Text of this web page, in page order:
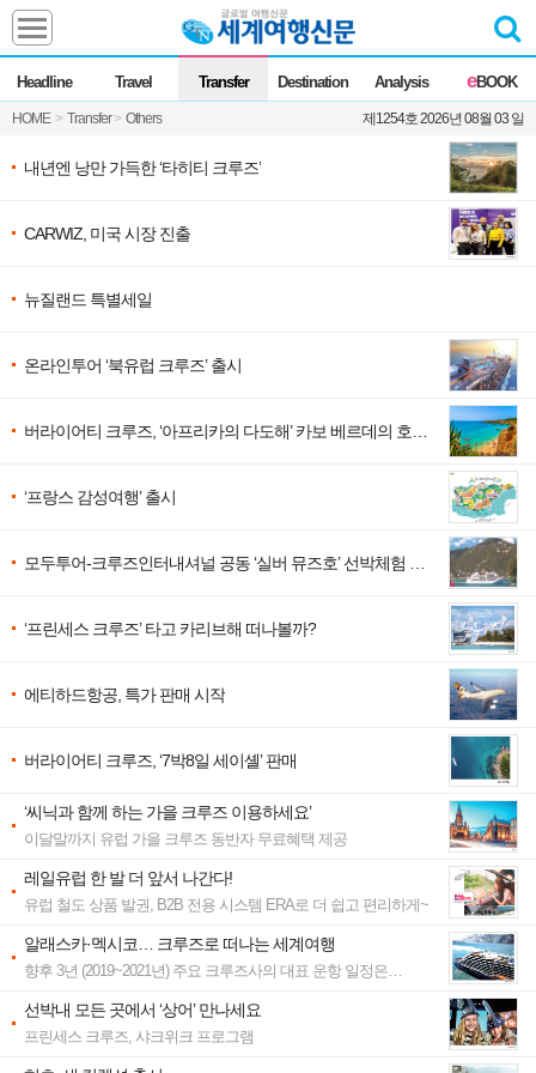
Headline Travel Transfer Destination Analysis eBOOK
HOME > Transfer > Others 제1254호 2026년 08월 03 일
Headline
전체 News
Commentary Opinion
Focus Marketing
Travel
Transfer
내년엔 낭만 가득한 ‘타히티 크루즈’
CARWIZ, 미국 시장 진출
뉴질랜드 특별세일
온라인투어 ‘북유럽 크루즈’ 출시
버라이어티 크루즈, ‘아프리카의 다도해’ 카보 베르데의 호핑
‘프랑스 감성여행’ 출시
모두투어-크루즈인터내셔널 공동 ‘실버 뮤즈호’ 선박체험 행
‘프린세스 크루즈’ 타고 카리브해 떠나볼까?
에티하드항공, 특가 판매 시작
버라이어티 크루즈, ‘7박8일 세이셸’ 판매
‘씨닉과 함께 하는 가을 크루즈 이용하세요’
이달말까지 유럽 가을 크루즈 동반자 무료혜택 제공
레일유럽 한 발 더 앞서 나간다!
유럽 철도 상품 발권, B2B 전용 시스템 ERA로 더 쉽고 편리하게~
알래스카·멕시코… 크루즈로 떠나는 세계여행
향후 3년 (2019~2021년) 주요 크루즈사의 대표 운항 일정은…
선박내 모든 곳에서 ‘상어’ 만나세요
프린세스 크루즈, 샤크위크 프로그램